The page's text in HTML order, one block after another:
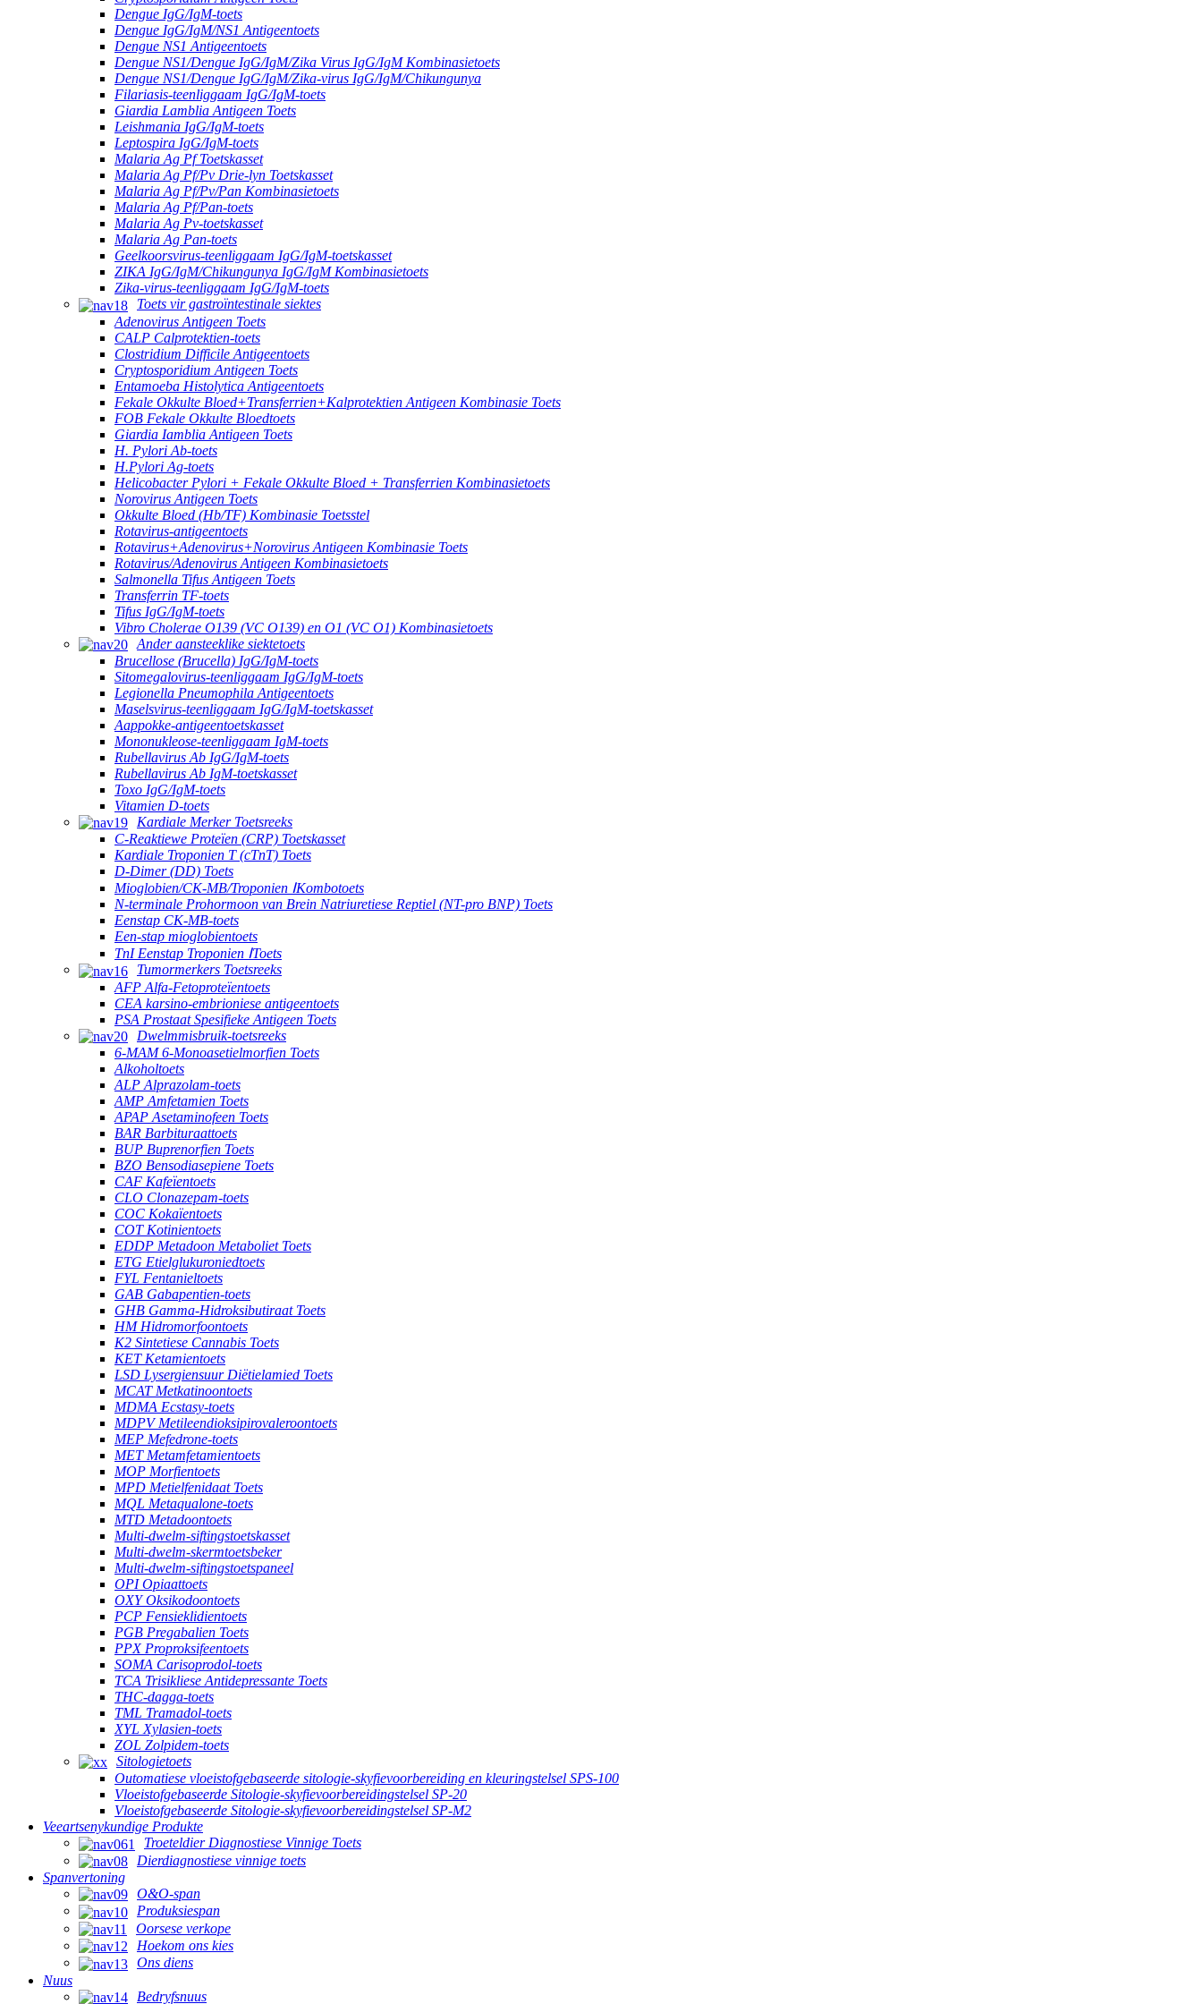
Dengue IgG/IgM-toets
Dengue IgG/IgM/NS1 Antigeentoets
Dengue NS1 Antigeentoets
Dengue NS1/Dengue IgG/IgM/Zika Virus IgG/IgM Kombinasietoets
Dengue NS1/Dengue IgG/IgM/Zika-virus IgG/IgM/Chikungunya
Filariasis-teenliggaam IgG/IgM-toets
Giardia Lamblia Antigeen Toets
Leishmania IgG/IgM-toets
Leptospira IgG/IgM-toets
Malaria Ag Pf Toetskasset
Malaria Ag Pf/Pv Drie-lyn Toetskasset
Malaria Ag Pf/Pv/Pan Kombinasietoets
Malaria Ag Pf/Pan-toets
Malaria Ag Pv-toetskasset
Malaria Ag Pan-toets
Geelkoorsvirus-teenliggaam IgG/IgM-toetskasset
ZIKA IgG/IgM/Chikungunya IgG/IgM Kombinasietoets
Zika-virus-teenliggaam IgG/IgM-toets
Toets vir gastroïntestinale siektes
Adenovirus Antigeen Toets
CALP Calprotektien-toets
Clostridium Difficile Antigeentoets
Cryptosporidium Antigeen Toets
Entamoeba Histolytica Antigeentoets
Fekale Okkulte Bloed+Transferrien+Kalprotektien Antigeen Kombinasie Toets
FOB Fekale Okkulte Bloedtoets
Giardia Iamblia Antigeen Toets
H. Pylori Ab-toets
H.Pylori Ag-toets
Helicobacter Pylori + Fekale Okkulte Bloed + Transferrien Kombinasietoets
Norovirus Antigeen Toets
Okkulte Bloed (Hb/TF) Kombinasie Toetsstel
Rotavirus-antigeentoets
Rotavirus+Adenovirus+Norovirus Antigeen Kombinasie Toets
Rotavirus/Adenovirus Antigeen Kombinasietoets
Salmonella Tifus Antigeen Toets
Transferrin TF-toets
Tifus IgG/IgM-toets
Vibro Cholerae O139 (VC O139) en O1 (VC O1) Kombinasietoets
Ander aansteeklike siektetoets
Brucellose (Brucella) IgG/IgM-toets
Sitomegalovirus-teenliggaam IgG/IgM-toets
Legionella Pneumophila Antigeentoets
Maselsvirus-teenliggaam IgG/IgM-toetskasset
Aappokke-antigeentoetskasset
Mononukleose-teenliggaam IgM-toets
Rubellavirus Ab IgG/IgM-toets
Rubellavirus Ab IgM-toetskasset
Toxo IgG/IgM-toets
Vitamien D-toets
Kardiale Merker Toetsreeks
C-Reaktiewe Proteïen (CRP) Toetskasset
Kardiale Troponien T (cTnT) Toets
D-Dimer (DD) Toets
Mioglobien/CK-MB/Troponien ⅠKombotoets
N-terminale Prohormoon van Brein Natriuretiese Reptiel (NT-pro BNP) Toets
Eenstap CK-MB-toets
Een-stap mioglobientoets
TnI Eenstap Troponien ⅠToets
Tumormerkers Toetsreeks
AFP Alfa-Fetoproteïentoets
CEA karsino-embrioniese antigeentoets
PSA Prostaat Spesifieke Antigeen Toets
Dwelmmisbruik-toetsreeks
6-MAM 6-Monoasetielmorfien Toets
Alkoholtoets
ALP Alprazolam-toets
AMP Amfetamien Toets
APAP Asetaminofeen Toets
BAR Barbituraattoets
BUP Buprenorfien Toets
BZO Bensodiasepiene Toets
CAF Kafeïentoets
CLO Clonazepam-toets
COC Kokaïentoets
COT Kotinientoets
EDDP Metadoon Metaboliet Toets
ETG Etielglukuroniedtoets
FYL Fentanieltoets
GAB Gabapentien-toets
GHB Gamma-Hidroksibutiraat Toets
HM Hidromorfoontoets
K2 Sintetiese Cannabis Toets
KET Ketamientoets
LSD Lysergiensuur Diëtielamied Toets
MCAT Metkatinoontoets
MDMA Ecstasy-toets
MDPV Metileendioksipirovaleroontoets
MEP Mefedrone-toets
MET Metamfetamientoets
MOP Morfientoets
MPD Metielfenidaat Toets
MQL Metaqualone-toets
MTD Metadoontoets
Multi-dwelm-siftingstoetskasset
Multi-dwelm-skermtoetsbeker
Multi-dwelm-siftingstoetspaneel
OPI Opiaattoets
OXY Oksikodoontoets
PCP Fensieklidientoets
PGB Pregabalien Toets
PPX Proproksifeentoets
SOMA Carisoprodol-toets
TCA Trisikliese Antidepressante Toets
THC-dagga-toets
TML Tramadol-toets
XYL Xylasien-toets
ZOL Zolpidem-toets
Sitologietoets
Outomatiese vloeistofgebaseerde sitologie-skyfievoorbereiding en kleuringstelsel SPS-100
Vloeistofgebaseerde Sitologie-skyfievoorbereidingstelsel SP-20
Vloeistofgebaseerde Sitologie-skyfievoorbereidingstelsel SP-M2
Veeartsenykundige Produkte
Troeteldier Diagnostiese Vinnige Toets
Dierdiagnostiese vinnige toets
Spanvertoning
O&O-span
Produksiespan
Oorsese verkope
Hoekom ons kies
Ons diens
Nuus
Bedryfsnuus